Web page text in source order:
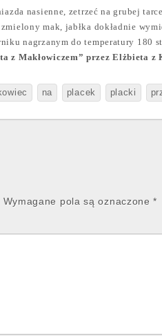
nasienne, zetrzeć na grubej
mak, jabłka dokładnie
nagrzanym do temperatury 180
z Makłowiczem” przezElżbieta z
na placek placki
Wymagane pola są oznaczone*